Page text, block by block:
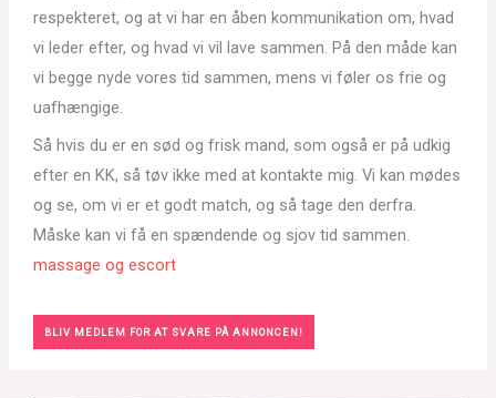
respekteret, og at vi har en åben kommunikation om, hvad
vi leder efter, og hvad vi vil lave sammen. På den måde kan
vi begge nyde vores tid sammen, mens vi føler os frie og
uafhængige.
Så hvis du er en sød og frisk mand, som også er på udkig
efter en KK, så tøv ikke med at kontakte mig. Vi kan mødes
og se, om vi er et godt match, og så tage den derfra.
Måske kan vi få en spændende og sjov tid sammen.
massage og escort
BLIV MEDLEM FOR AT SVARE PÅ ANNONCEN!